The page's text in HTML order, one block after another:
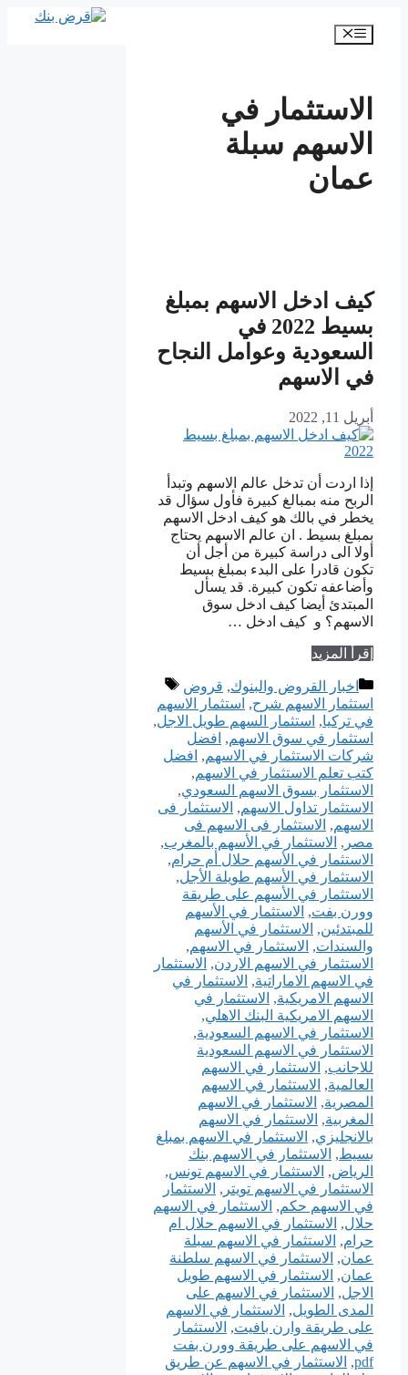
المحتوى
القائمة
الاستثمار في
الاسهم سبلة
عمان
كيف ادخل الاسهم بمبلغ
بسيط 2022 في
السعودية وعوامل النجاح
في الاسهم
أبريل 11, 2022
إذا اردت أن تدخل عالم الاسهم وتبدأ
الربح منه بمبالغ كبيرة فأول سؤال قد
يخطر في بالك هو كيف ادخل الاسهم
بمبلغ بسيط . ان عالم الاسهم يحتاج
أولا الى دراسة كبيرة من أجل أن
تكون قادرا على البدء بمبلغ بسيط
وأضاعفه تكون كبيرة. قد يسأل
المبتدئ أيضا كيف ادخل سوق
الاسهم؟ و كيف ادخل …
إقرأ المزيد
التصنيفات
اخبار القروض والبنوك, قروض
الوسوم
استثمار الاسهم شرح, استثمار الاسهم
في تركيا, استثمار السهم طويل الاجل,
استثمار في سوق الاسهم, افضل
شركات الاستثمار في الاسهم, افضل
كتب تعلم الاستثمار في الاسهم,
الاستثمار بسوق الاسهم السعودي,
الاستثمار تداول الاسهم, الاستثمار فى
الاسهم, الاستثمار فى الاسهم فى
مصر , الاستثمار في الأسهم بالمغرب,
الاستثمار في الأسهم حلال أم حرام,
الاستثمار في الأسهم طويلة الأجل,
الاستثمار في الأسهم على طريقة
وورن بفت, الاستثمار في الأسهم
للمبتدئين, الاستثمار في الأسهم
والسندات, الاستثمار في الاسهم,
الاستثمار في الاسهم الاردن, الاستثمار
في الاسهم الاماراتية, الاستثمار في
الاسهم الامريكية, الاستثمار في
الاسهم الامريكية البنك الاهلي,
الاستثمار في الاسهم السعودية,
الاستثمار في الاسهم السعودية
للاجانب, الاستثمار في الاسهم
العالمية, الاستثمار في الاسهم
المصرية, الاستثمار في الاسهم
المغربية, الاستثمار في الاسهم
بالانجليزي, الاستثمار في الاسهم بمبلغ
بسيط, الاستثمار في الاسهم بنك
الرياض, الاستثمار في الاسهم تونس,
الاستثمار في الاسهم تويتر , الاستثمار
في الاسهم حكم, الاستثمار في الاسهم
حلال, الاستثمار في الاسهم حلال ام
حرام, الاستثمار في الاسهم سبلة
عمان, الاستثمار في الاسهم سلطنة
عمان, الاستثمار في الاسهم طويل
الاجل, الاستثمار في الاسهم على
المدى الطويل, الاستثمار في الاسهم
على طريقة وارن بافيت, الاستثمار
في الاسهم على طريقة وورن بفت
pdf
, الاستثمار في الاسهم عن طريق